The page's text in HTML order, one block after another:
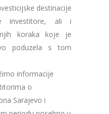
destinacije
investitore, ali i
koraka koje je
poduzela s tom
informacije
o
Sarajevo i